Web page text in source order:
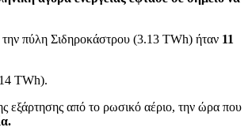
πύλη Σιδηροκάστρου (3.13 ΤWh) ήταν 11
ΤWh).
εξάρτησης από το ρωσικό αέριο, την ώρα που